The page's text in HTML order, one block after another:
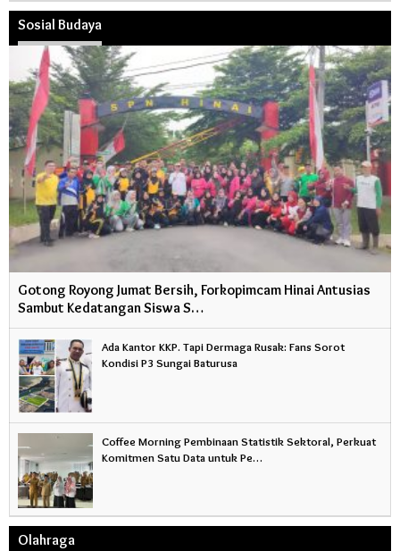
Sosial Budaya
Gotong Royong Jumat Bersih, Forkopimcam Hinai Antusias
Sambut Kedatangan Siswa S…
Ada Kantor KKP. Tapi Dermaga Rusak: Fans Sorot
Kondisi P3 Sungai Baturusa
Coffee Morning Pembinaan Statistik Sektoral, Perkuat
Komitmen Satu Data untuk Pe…
Olahraga